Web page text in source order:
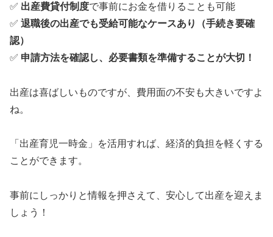
✅ 出産費貸付制度で事前にお金を借りることも可能
✅ 退職後の出産でも受給可能なケースあり（手続き要確
認）
✅ 申請方法を確認し、必要書類を準備することが大切！
出産は喜ばしいものですが、費用面の不安も大きいですよ
ね。
「出産育児一時金」を活用すれば、経済的負担を軽くする
ことができます。
事前にしっかりと情報を押さえて、安心して出産を迎えま
しょう！